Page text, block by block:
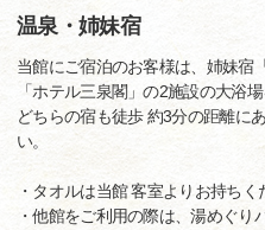
温泉・姉妹宿
当館にご宿泊のお客様は、姉妹宿
「ホテル三泉閣」の2施設の大浴
どちらの宿も徒歩 約3分の距離に
い。
・タオルは当館 客室よりお持ちく
・他館をご利用の際は、湯めぐり